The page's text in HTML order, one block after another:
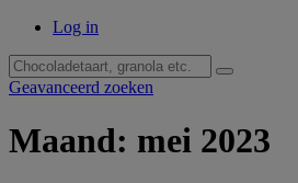
Log in
Geavanceerd zoeken
Maand: mei 2023